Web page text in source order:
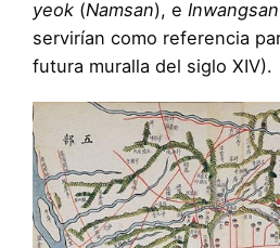
yeok (Namsan), e Inwangsan
servirían como referencia
futura muralla del siglo XIV).